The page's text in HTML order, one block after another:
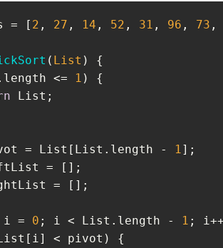
= [ 2 , 27 , 14 , 52 , 31 , 96 , 73
( List ) {
<= 1 ) {
List;
= List[List.length - 1];
= [];
= [];
i = 0 ; i < List.length - 1 ;
< pivot) {